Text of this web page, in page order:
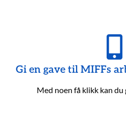
Gi en gave til MIFFs
Med noen få klikk kan du